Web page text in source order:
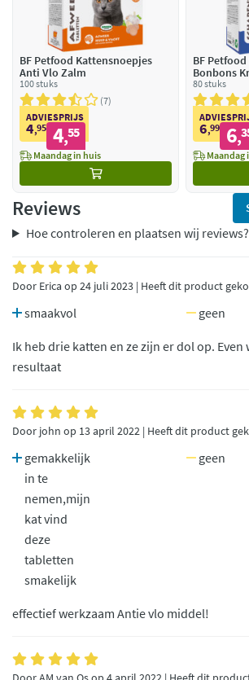
BF Petfood Kattensnoepjes
Anti Vlo Zalm
100 stuks
7
ADVIESPRIJS
4,95 4,55
Maandag in huis
BF
Bonbons
80 stuks
6,99 6,
Maandag
Reviews
Hoe controleren en plaatsen wij reviews?
Door Erica op 24 juli 2023 | Heeft dit product
smaakvol geen
Ik heb drie katten en ze zijn er dol op. Even
resultaat
Door john op 13 april 2022 | Heeft dit product
gemakkelijk
in te
nemen,mijn
kat vind
deze
tabletten
smakelijk
geen
effectief werkzaam Antie vlo middel!